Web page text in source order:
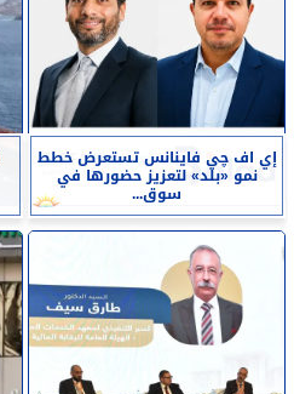
إي اف چي فاينانس تستعرض خطط
نمو «بلد» لتعزيز حضورها في
سوق...